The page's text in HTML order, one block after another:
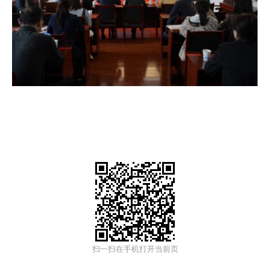
扫一扫在手机打开当前页